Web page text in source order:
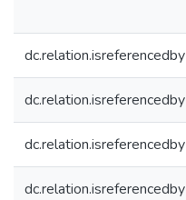
dc.relation.isreferencedby
dc.relation.isreferencedby
dc.relation.isreferencedby
dc.relation.isreferencedby